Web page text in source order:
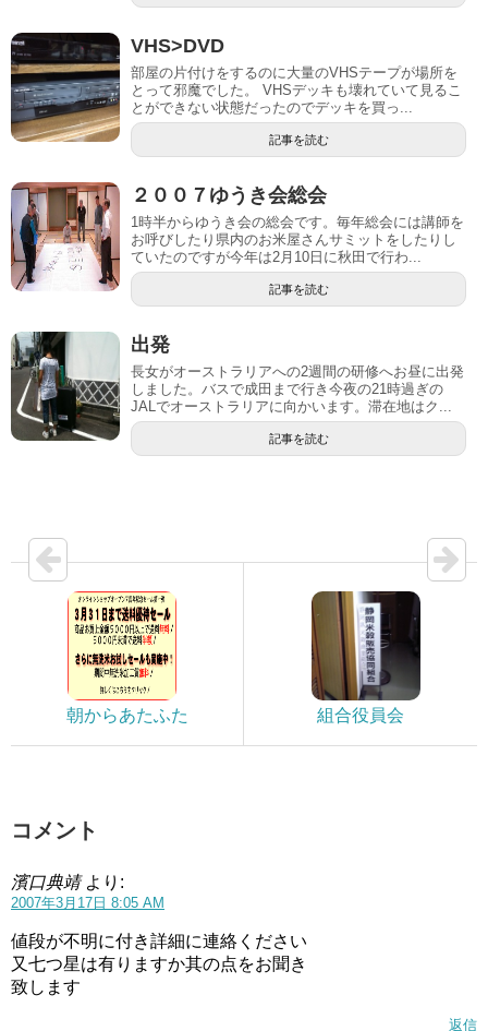
VHS>DVD
部屋の片付けをするのに大量のVHSテープが場所を
とって邪魔でした。 VHSデッキも壊れていて見るこ
とができない状態だったのでデッキを買っ...
記事を読む
２００７ゆうき会総会
1時半からゆうき会の総会です。毎年総会には講師を
お呼びしたり県内のお米屋さんサミットをしたりし
ていたのですが今年は2月10日に秋田で行わ...
記事を読む
出発
長女がオーストラリアへの2週間の研修へお昼に出発
しました。バスで成田まで行き今夜の21時過ぎの
JALでオーストラリアに向かいます。滞在地はク...
記事を読む
朝からあたふた 組合役員会
コメント
濱口典靖 より:
2007年3月17日 8:05 AM
値段が不明に付き詳細に連絡ください
又七つ星は有りますか其の点をお聞き
致します
返信